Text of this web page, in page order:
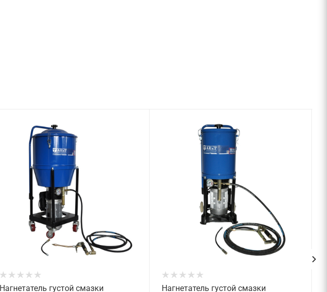
Нагнетатель густой смазки
Нагнетатель густой смазки